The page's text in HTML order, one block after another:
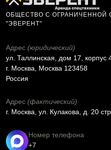
ОБЩЕСТВО С ОГРАНИЧЕННОЙ
"ЭВЕРЕНТ"
Адрес (юридический)
ул. Таллинская, дом 17, корпус
г. Москва, Москва 123458
Россия
Адрес (фактический)
г. Москва, ул. Кулакова, д. 20
Номер телефона
+7